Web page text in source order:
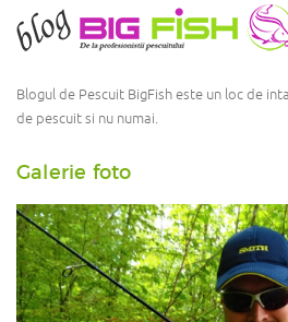
Blogul de Pescuit BigFish este un loc de
de pescuit si nu numai.
Galerie foto